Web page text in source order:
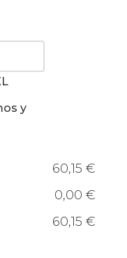
y
60,15 €
0,00 €
60,15 €